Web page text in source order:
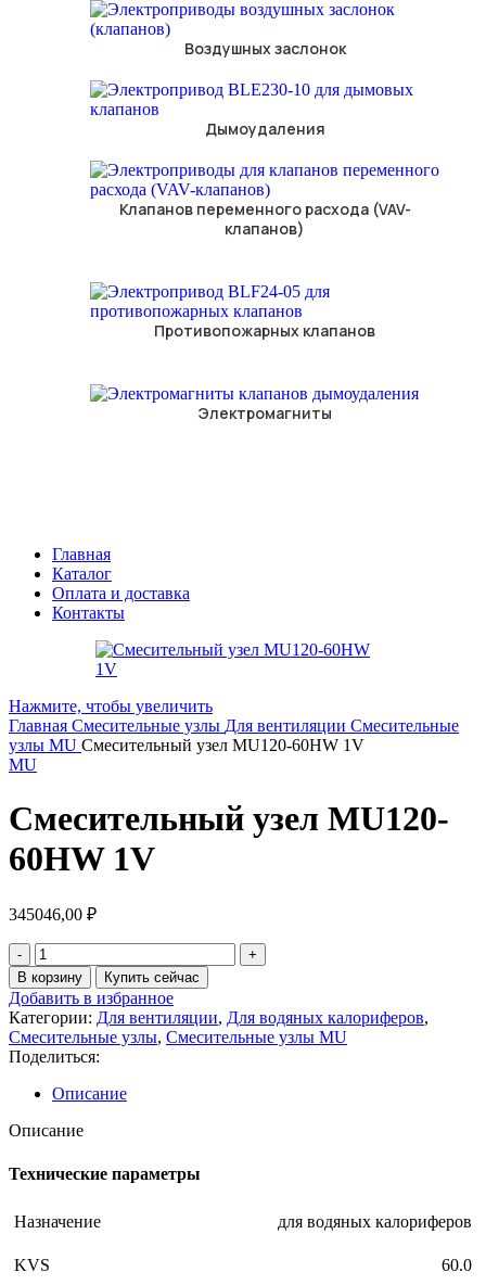
Воздушных заслонок
Дымоудаления
Клапанов переменного расхода (VAV-
клапанов)
Противопожарных клапанов
Электромагниты
Главная
Каталог
Оплата и доставка
Контакты
Нажмите, чтобы увеличить
Главная Смесительные узлы Для вентиляции Смесительные
узлы MU Смесительный узел MU120-60HW 1V
MU
Смесительный узел MU120-
60HW 1V
345046,00 ₽
В корзину Купить сейчас
Добавить в избранное
Категории: Для вентиляции, Для водяных калориферов,
Смесительные узлы, Смесительные узлы MU
Поделиться:
Описание
Описание
Технические параметры
Назначение для водяных калориферов
KVS 60.0